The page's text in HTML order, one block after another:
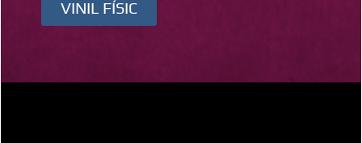
VINIL FÍSIC